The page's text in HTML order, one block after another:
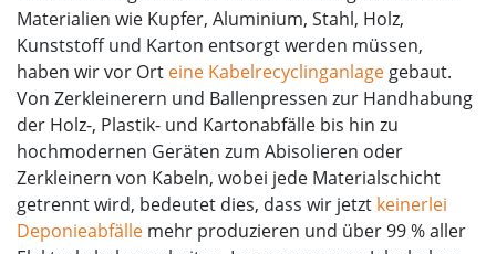
Materialien wie Kupfer, Aluminium, Stahl, Holz,
Kunststoff und Karton entsorgt werden müssen,
haben wir vor Ort eine Kabelrecyclinganlage gebaut.
Von Zerkleinerern und Ballenpressen zur Handhabung
der Holz-, Plastik- und Kartonabfälle bis hin zu
hochmodernen Geräten zum Abisolieren oder
Zerkleinern von Kabeln, wobei jede Materialschicht
getrennt wird, bedeutet dies, dass wir jetzt keinerlei
Deponieabfälle mehr produzieren und über 99 % aller